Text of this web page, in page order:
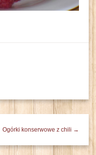
Ogórki konserwowe z chili →